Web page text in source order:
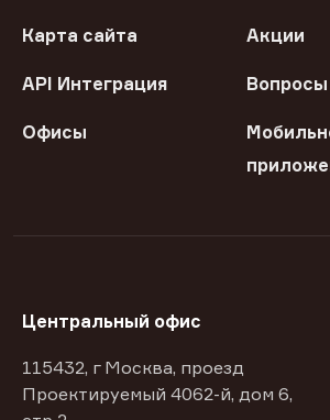
Карта сайта Акции
API Интеграция
Офисы
Центральный офис
115432, г Москва, проезд
Проектируемый 4062-й, дом 6,